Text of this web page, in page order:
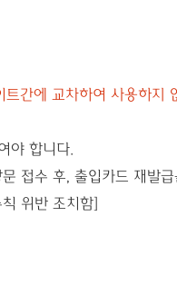
간에 교차하여 사용하지
야 합니다.
접수 후, 출입카드 재발
위반 조치함]